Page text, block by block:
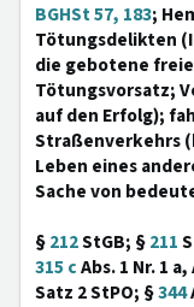
BGHSt 57, 183;
Tötungsdelikten
die gebotene
Tötungsvorsatz;
auf den Erfolg);
Straßenverkehrs
Leben eines
Sache von
§212StGB; §211
315 cAbs. 1 Nr. 1
Satz 2 StPO; §344